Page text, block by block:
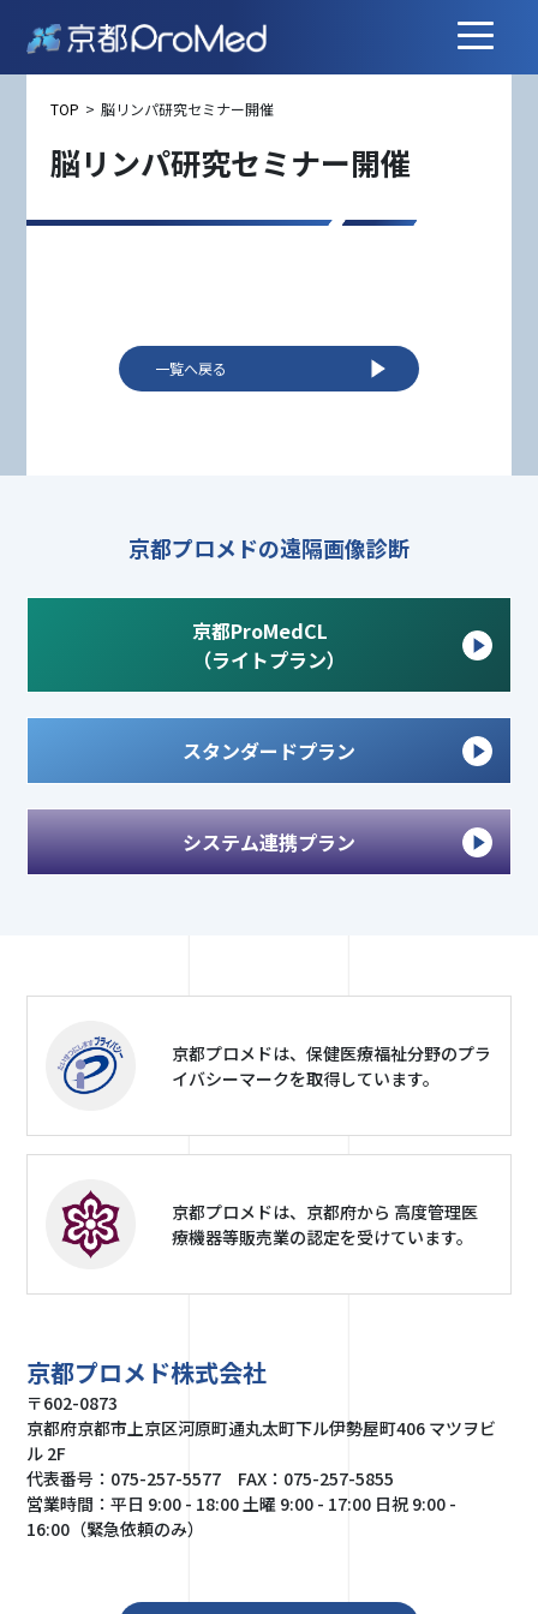
content
TOP > 脳リンパ研究セミナー開催
脳リンパ研究セミナー開催
一覧へ戻る
京都プロメドの遠隔画像診断
京都ProMedCL
（ライトプラン）
スタンダードプラン
システム連携プラン
京都プロメドは、保健医療福祉分野のプラ
イバシーマークを取得しています。
京都プロメドは、京都府から 高度管理医
療機器等販売業の認定を受けています。
京都プロメド株式会社
〒602-0873
京都府京都市上京区河原町通丸太町下ル伊勢屋町406 マツヲビ
ル 2F
代表番号：075-257-5577 FAX：075-257-5855
営業時間：平日 9:00 - 18:00 土曜 9:00 - 17:00 日祝 9:00 -
16:00（緊急依頼のみ）